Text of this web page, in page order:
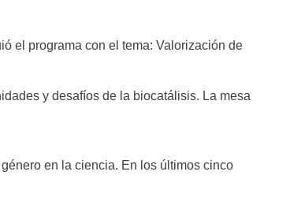
el programa con el tema: Valorización de
y desafíos de la biocatálisis. La mesa
en la ciencia. En los últimos cinco